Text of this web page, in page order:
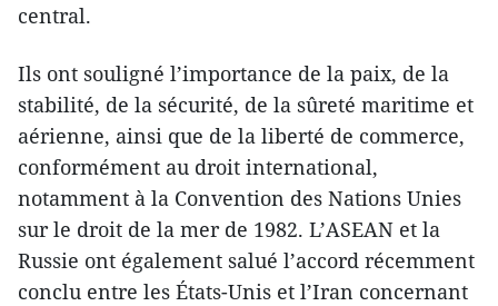
central.
Ils ont souligné l’importance de la paix, de la
stabilité, de la sécurité, de la sûreté maritime et
aérienne, ainsi que de la liberté de commerce,
conformément au droit international,
notamment à la Convention des Nations Unies
sur le droit de la mer de 1982. L’ASEAN et la
Russie ont également salué l’accord récemment
conclu entre les États-Unis et l’Iran concernant